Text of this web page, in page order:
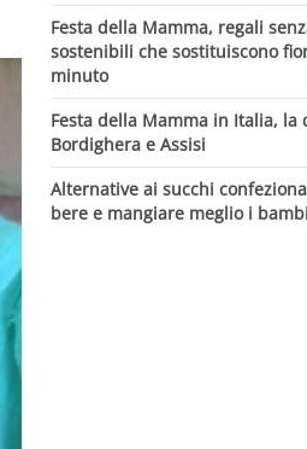
Festa della Mamma, regali
sostenibili che sostituiscono
minuto
Festa della Mamma in Italia, la
Bordighera e Assisi
Alternative ai succhi
bere e mangiare meglio i